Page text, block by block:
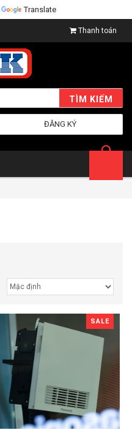
Translate
Thanh toán
TÌM KIẾM
ĐĂNG KÝ
SALE